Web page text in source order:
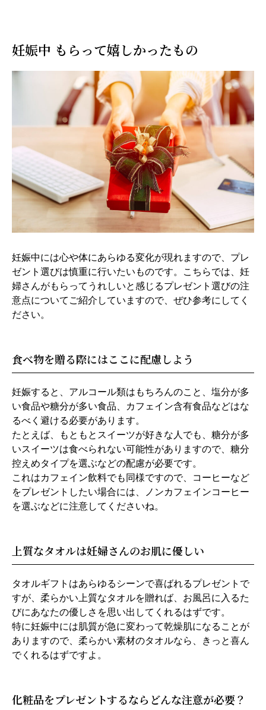
妊娠中 もらって嬉しかったもの
妊娠中には心や体にあらゆる変化が現れますので、プレ
ゼント選びは慎重に行いたいものです。こちらでは、妊
婦さんがもらってうれしいと感じるプレゼント選びの注
意点についてご紹介していますので、ぜひ参考にしてく
ださい。
食べ物を贈る際にはここに配慮しよう
妊娠すると、アルコール類はもちろんのこと、塩分が多
い食品や糖分が多い食品、カフェイン含有食品などはな
るべく避ける必要があります。
たとえば、もともとスイーツが好きな人でも、糖分が多
いスイーツは食べられない可能性がありますので、糖分
控えめタイプを選ぶなどの配慮が必要です。
これはカフェイン飲料でも同様ですので、コーヒーなど
をプレゼントしたい場合には、ノンカフェインコーヒー
を選ぶなどに注意してくださいね。
上質なタオルは妊婦さんのお肌に優しい
タオルギフトはあらゆるシーンで喜ばれるプレゼントで
すが、柔らかい上質なタオルを贈れば、お風呂に入るた
びにあなたの優しさを思い出してくれるはずです。
特に妊娠中には肌質が急に変わって乾燥肌になることが
ありますので、柔らかい素材のタオルなら、きっと喜ん
でくれるはずですよ。
化粧品をプレゼントするならどんな注意が必要？